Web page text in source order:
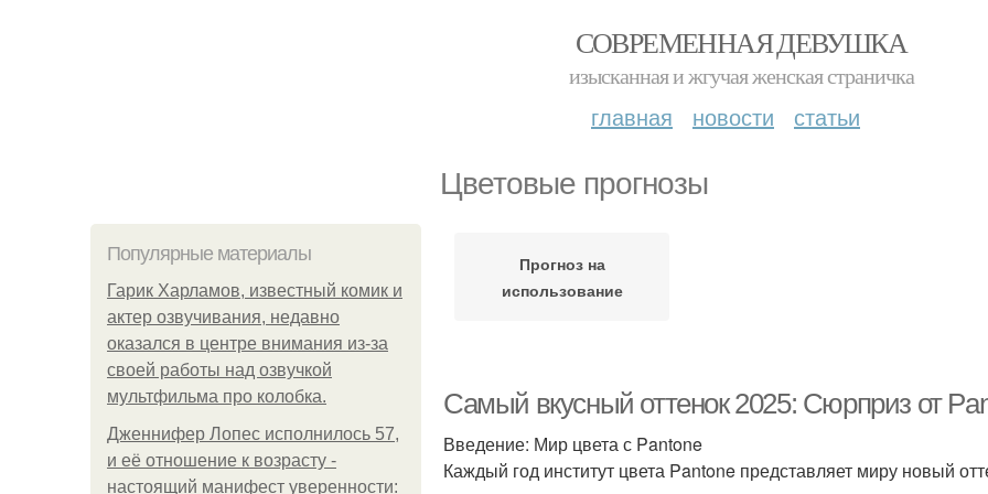
СОВРЕМЕННАЯ ДЕВУШКА
изысканная и жгучая женская страничка
главная новости статьи
Цветовые прогнозы
Популярные материалы
Гарик Харламов, известный комик и
актер озвучивания, недавно
оказался в центре внимания из-за
своей работы над озвучкой
мультфильма про колобка.
Дженнифер Лопес исполнилось 57,
и её отношение к возрасту -
настоящий манифест уверенности:
Прогноз на
использование
Самый вкусный оттенок 2025: Сюрприз от
Введение: Мир цвета с Pantone
Каждый год институт цвета Pantone представляет миру новый